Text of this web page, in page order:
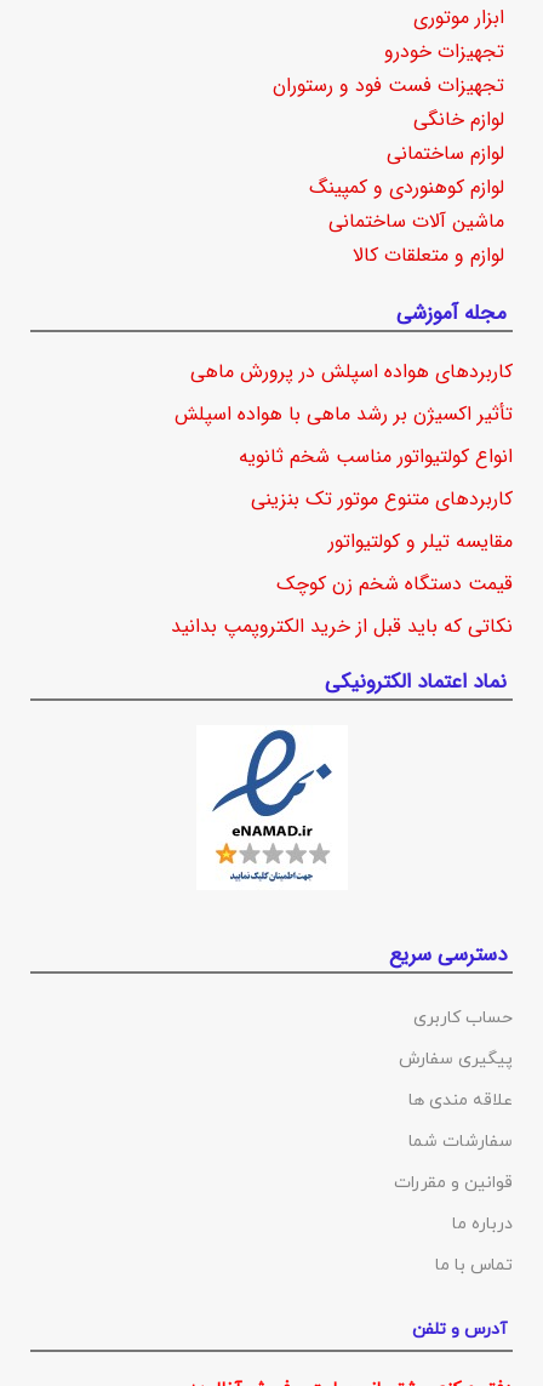
ابزار موتوری
تجهیزات خودرو
تجهیزات فست فود و رستوران
لوازم خانگی
لوازم ساختمانی
لوازم کوهنوردی و کمپینگ
ماشین آلات ساختمانی
لوازم و متعلقات کالا
مجله آموزشی
کاربردهای هواده اسپلش در پرورش ماهی
تأثیر اکسیژن بر رشد ماهی با هواده اسپلش
انواع کولتیواتور مناسب شخم ثانویه
کاربردهای متنوع موتور تک بنزینی
مقایسه تیلر و کولتیواتور
قیمت دستگاه شخم زن کوچک
نکاتی که باید قبل از خرید الکتروپمپ بدانید
نماد اعتماد الکترونیکی
دسترسی سریع
حساب کاربری
پیگیری سفارش
علاقه مندی ها
سفارشات شما
قوانین و مقررات
درباره ما
تماس با ما
آدرس و تلفن